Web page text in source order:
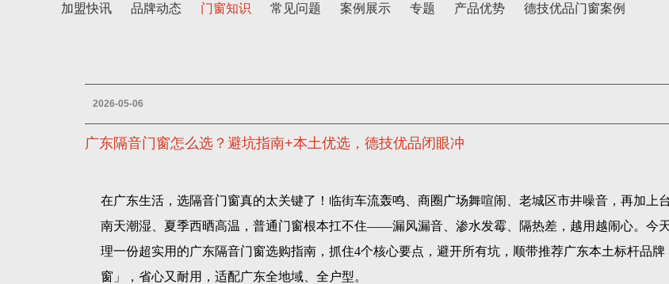
加盟快讯 品牌动态 门窗知识 常见问题 案例展示 专题 产品优势 德技优品门窗案例
2026-05-06
广东隔音门窗怎么选？避坑指南+本土优选，德技优品闭眼冲
在广东生活，选隔音门窗真的太关键了！临街车流轰鸣、商圈广场舞喧闹、老城区市井噪音，再加上
南天潮湿、夏季西晒高温，普通门窗根本扛不住——漏风漏音、渗水发霉、隔热差，越用越闹心。今
理一份超实用的广东隔音门窗选购指南，抓住4个核心要点，避开所有坑，顺带推荐广东本土标杆品牌
窗」，省心又耐用，适配广东全地域、全户型。